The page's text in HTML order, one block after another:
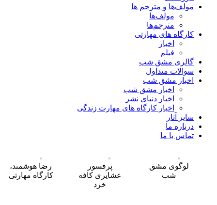
مولف‌ها و مترجم ها
مولف‌ها
مترجم‌ها
کارگاه های مهارتی
اخبار
فیلم
گالری مشق شب
سوالات متداول
اخبار مشق شب
اخبار مشق شب
اخبار دنیای نشر
اخبار کارگاه های مهارت زندگی
سایر آثار
درباره ما
تماس با ما
لوگوی مشق
شب
پرفسور
عشایری کافه
خرد
رضا هوشمند،
کارگاه مهارتی